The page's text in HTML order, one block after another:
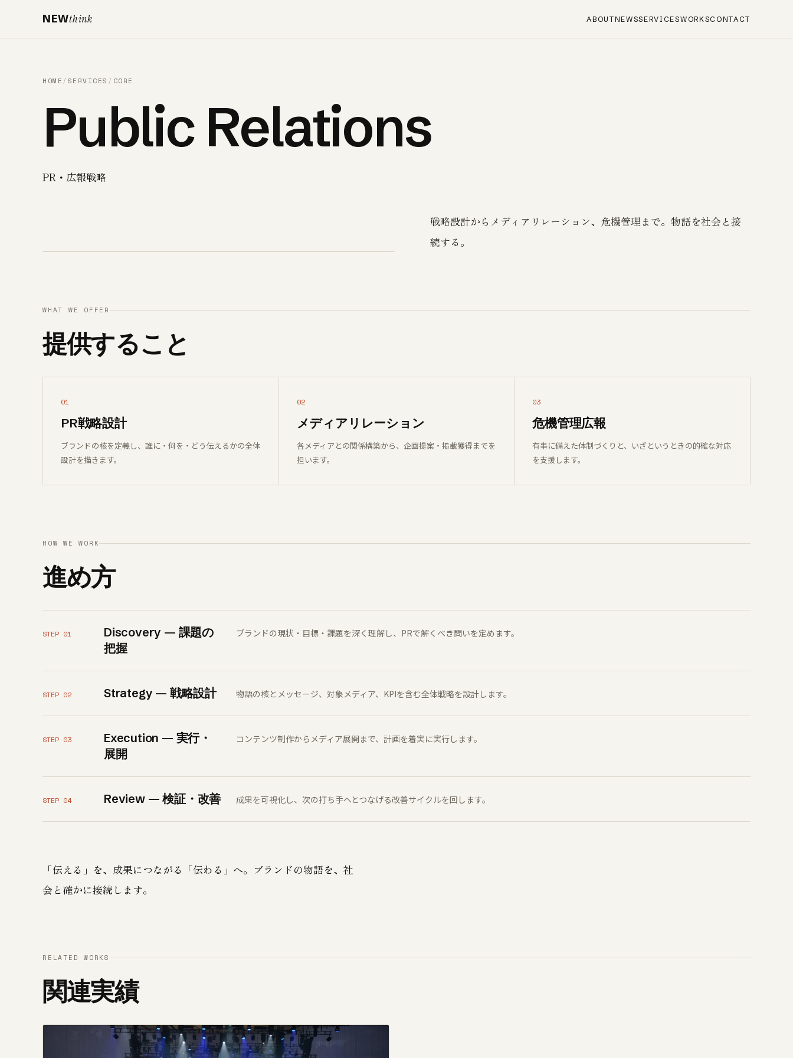
NEWthink ABOUTNEWSSERVICESWORKSCONTACT
HOME / SERVICES / CORE
Public Relations
PR・広報戦略
戦略設計からメディアリレーション、危機管理まで。物語を社会と接
続する。
WHAT WE OFFER
提供すること
01
PR戦略設計
ブランドの核を定義し、誰に・何を・どう伝えるかの全体
設計を描きます。
02
メディアリレーション
各メディアとの関係構築から、企画提案・掲載獲得までを
担います。
03
危機管理広報
有事に備えた体制づくりと、いざというときの的確な対応
を支援します。
HOW WE WORK
進め方
STEP 01
Discovery — 課題の
把握
ブランドの現状・目標・課題を深く理解し、PRで解くべき問いを定めます。
STEP 02 Strategy — 戦略設計 物語の核とメッセージ、対象メディア、KPIを含む全体戦略を設計します。
STEP 03
Execution — 実行・
展開
コンテンツ制作からメディア展開まで、計画を着実に実行します。
STEP 04 Review — 検証・改善 成果を可視化し、次の打ち手へとつなげる改善サイクルを回します。
「伝える」を、成果につながる「伝わる」へ。ブランドの物語を、社
会と確かに接続します。
RELATED WORKS
関連実績